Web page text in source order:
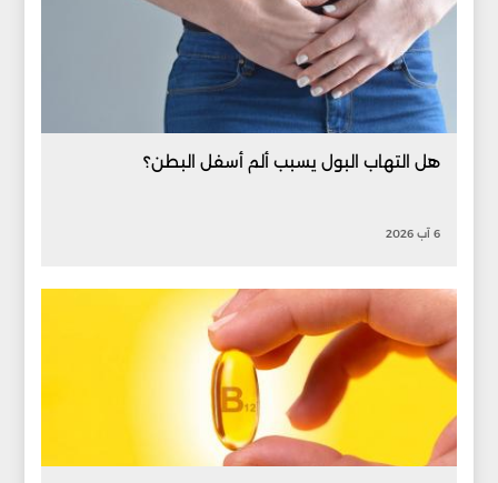
هل التهاب البول يسبب ألم أسفل البطن؟
6 آب 2026